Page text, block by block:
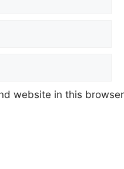
website in this